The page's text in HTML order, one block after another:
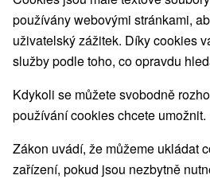
REZERVACE A
Kontaktujte přímo
Navigovat do místa
O ZAŘÍZENÍ VYBAVENÍ
používány webovými stránkami,
uživatelský zážitek. Díky cookies
služby podle toho, co opravdu
Kdykoli se můžete svobodně
používání cookies chcete umožnit.
Zákon uvádí, že můžeme ukládat
zařízení, pokud jsou nezbytně